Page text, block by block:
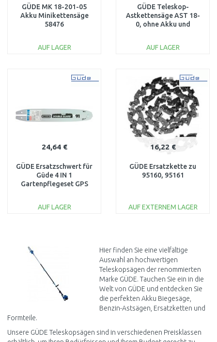
GÜDE MK 18-201-05
Akku Minikettensäge
58476
AUF LAGER
GÜDE Teleskop-
Astkettensäge AST 18-
0, ohne Akku und
AUF LAGER
Vergleichen
24,64 €
GÜDE Ersatzschwert für
Güde 4 IN 1
Gartenpflegeset GPS
AUF LAGER
16,22 €
GÜDE Ersatzkette zu
95160, 95161
AUF EXTERNEM LAGER
Vergleichen
Hier finden Sie eine vielfältige
Auswahl an hochwertigen
Teleskopsägen der renommierten
Marke GÜDE. Tauchen Sie ein in die
Welt von GÜDE und entdecken Sie
die perfekten Akku Biegesäge,
Benzin-Astsägen, Ersatzketten und
Formteile.
Unsere GÜDE Teleskopsägen sind in verschiedenen Preisklassen